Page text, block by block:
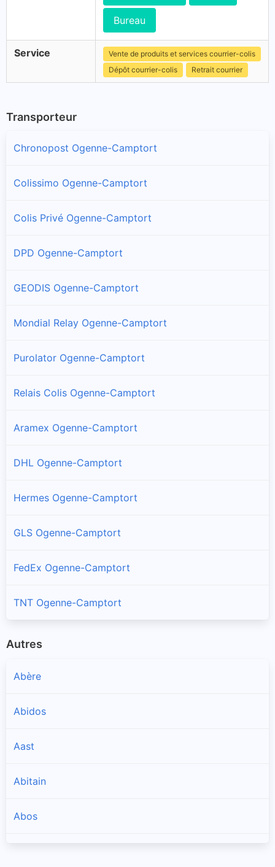
Bureau
Service
Vente de produits et services courrier-colis
Dépôt courrier-colis
Retrait courrier
Transporteur
Chronopost Ogenne-Camptort
Colissimo Ogenne-Camptort
Colis Privé Ogenne-Camptort
DPD Ogenne-Camptort
GEODIS Ogenne-Camptort
Mondial Relay Ogenne-Camptort
Purolator Ogenne-Camptort
Relais Colis Ogenne-Camptort
Aramex Ogenne-Camptort
DHL Ogenne-Camptort
Hermes Ogenne-Camptort
GLS Ogenne-Camptort
FedEx Ogenne-Camptort
TNT Ogenne-Camptort
Autres
Abère
Abidos
Aast
Abitain
Abos